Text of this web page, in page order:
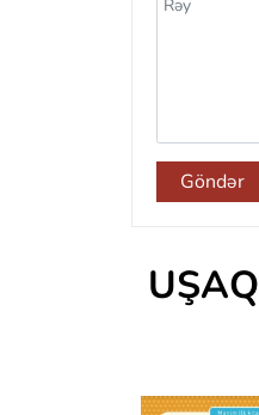
Göndər